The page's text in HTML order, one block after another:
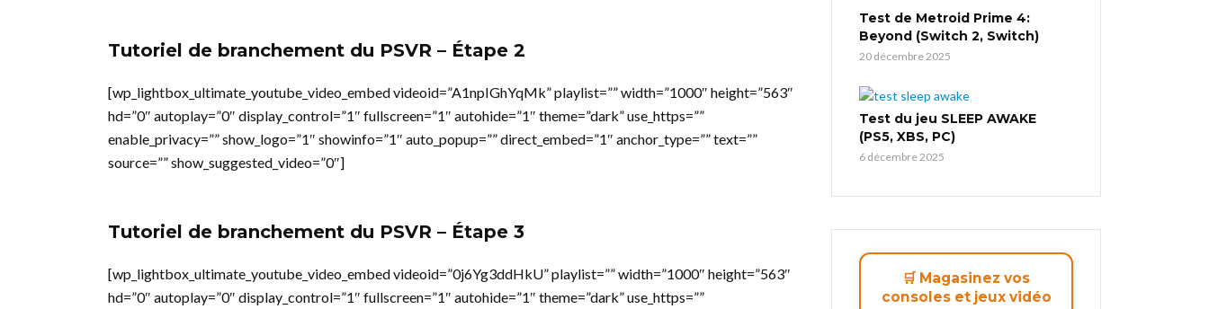
Tutoriel de branchement du PSVR – Étape 2
[wp_lightbox_ultimate_youtube_video_embed videoid=”A1npIGhYqMk” playlist=”” width=”1000″ height=”563″
hd=”0″ autoplay=”0″ display_control=”1″ fullscreen=”1″ autohide=”1″ theme=”dark” use_https=””
enable_privacy=”” show_logo=”1″ showinfo=”1″ auto_popup=”” direct_embed=”1″ anchor_type=”” text=””
source=”” show_suggested_video=”0″]
Tutoriel de branchement du PSVR – Étape 3
[wp_lightbox_ultimate_youtube_video_embed videoid=”0j6Yg3ddHkU” playlist=”” width=”1000″ height=”563″
hd=”0″ autoplay=”0″ display_control=”1″ fullscreen=”1″ autohide=”1″ theme=”dark” use_https=””
Test de Metroid Prime 4:
Beyond (Switch 2, Switch)
20 décembre 2025
Test du jeu SLEEP AWAKE
(PS5, XBS, PC)
6 décembre 2025
🛒 Magasinez vos
consoles et jeux vidéo